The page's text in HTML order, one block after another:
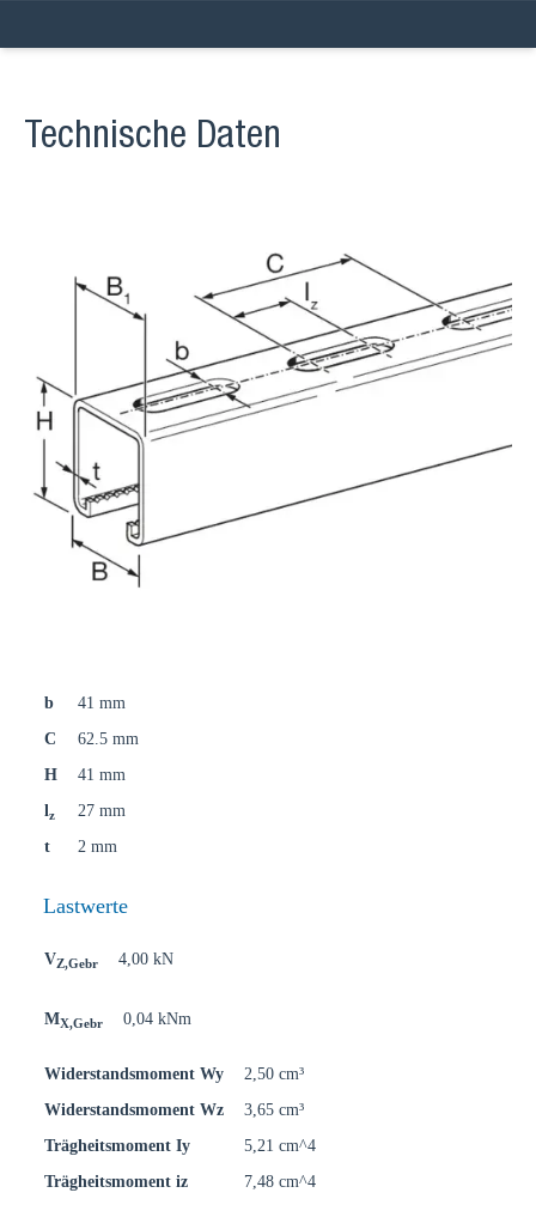
Technische Daten
b
41 mm
C
62.5 mm
H
41 mm
lz
27 mm
t
2 mm
Lastwerte
VZ,Gebr 4,00 kN
MX,Gebr 0,04 kNm
Widerstandsmoment Wy
2,50 cm³
Widerstandsmoment Wz
3,65 cm³
Trägheitsmoment Iy
5,21 cm^4
Trägheitsmoment iz
7,48 cm^4